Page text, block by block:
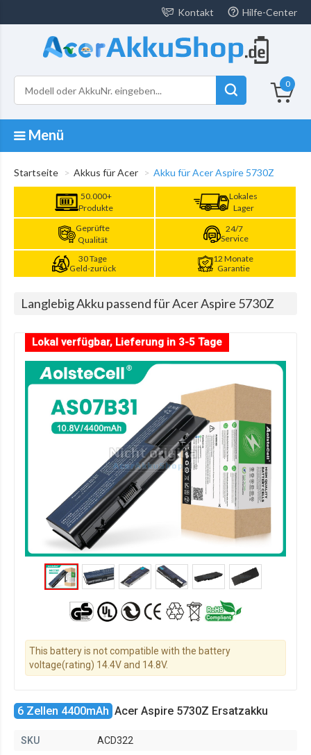
Kontakt Hilfe-Center
0
Menü
Startseite Akkus für Acer Akku für Acer Aspire 5730Z
50.000+
Produkte
Lokales
Lager
Geprüfte
Qualität
24/7
Service
30 Tage
Geld-zurück
12 Monate
Garantie
Langlebig Akku passend für Acer Aspire 5730Z
This battery is not compatible with the battery
voltage(rating) 14.4V and 14.8V.
Lokal verfügbar, Lieferung in 3-5 Tage
6 Zellen 4400mAh Acer Aspire 5730Z Ersatzakku
SKU
ACD322